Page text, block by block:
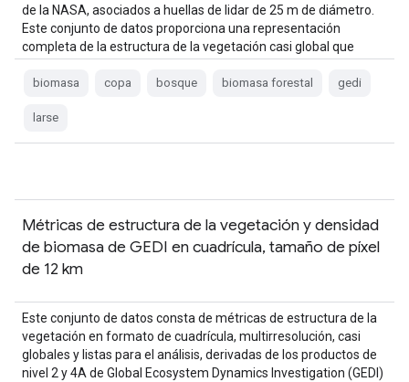
de la NASA, asociados a huellas de lidar de 25 m de diámetro.
Este conjunto de datos proporciona una representación
completa de la estructura de la vegetación casi global que
biomasa copa bosque biomasa forestal gedi
larse
Métricas de estructura de la vegetación y densidad
de biomasa de GEDI en cuadrícula, tamaño de píxel
de 12 km
Este conjunto de datos consta de métricas de estructura de la
vegetación en formato de cuadrícula, multirresolución, casi
globales y listas para el análisis, derivadas de los productos de
nivel 2 y 4A de Global Ecosystem Dynamics Investigation (GEDI)